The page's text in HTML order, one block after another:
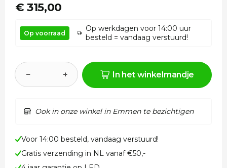
€ 315,00
Op voorraad
Op werkdagen voor 14:00 uur
besteld = vandaag verstuurd!
− + In het winkelmandje
Ook in onze winkel in Emmen te bezichtigen
Voor 14:00 besteld, vandaag verstuurd!
Gratis verzending in NL vanaf €50,-